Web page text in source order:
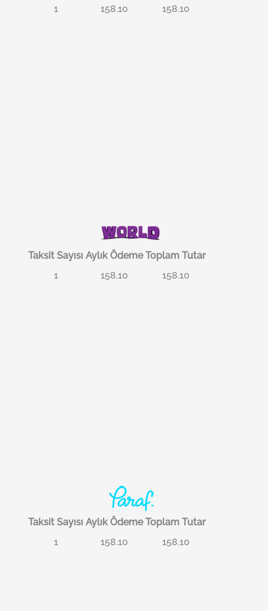
1
158.10 158.10
Taksit Sayısı Aylık Ödeme Toplam Tutar
1
158.10 158.10
Taksit Sayısı Aylık Ödeme Toplam Tutar
1
158.10 158.10